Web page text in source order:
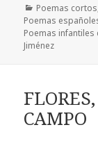
Categorías
Poemas cortos
Poemas
Poemas infantiles
Jiménez
CAMPO